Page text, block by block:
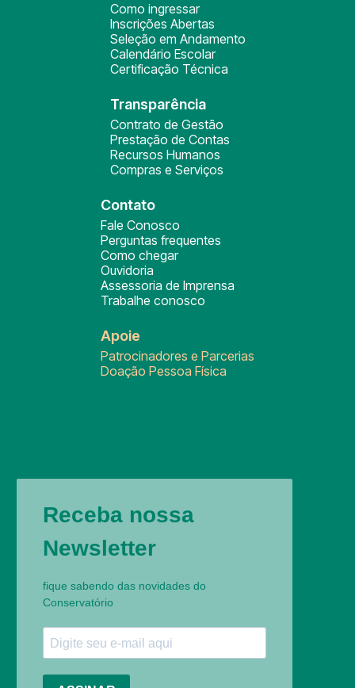
Como ingressar
Inscrições Abertas
Seleção em Andamento
Calendário Escolar
Certificação Técnica
Transparência
Contrato de Gestão
Prestação de Contas
Recursos Humanos
Compras e Serviços
Contato
Fale Conosco
Perguntas frequentes
Como chegar
Ouvidoria
Assessoria de Imprensa
Trabalhe conosco
Apoie
Patrocinadores e Parcerias
Doação Pessoa Física